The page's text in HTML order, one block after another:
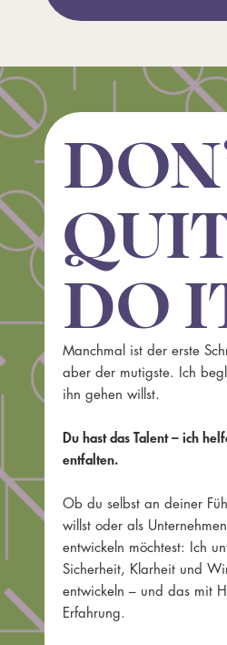
DO
Manchmal ist der erste
aber der mutigste. Ich
ihn gehen willst.
Du hast das Talent – ich
entfalten.
Ob du selbst an deiner
willst oder als
entwickeln möchtest: Ich
Sicherheit, Klarheit und
entwickeln – und das mit
Erfahrung.